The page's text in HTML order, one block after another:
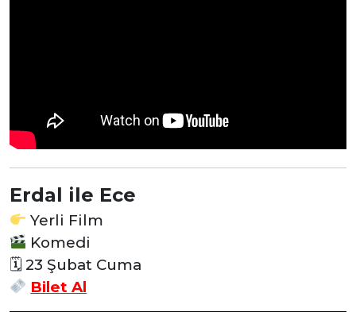
Erdal ile Ece
Yerli Film
Komedi
🗓 23 Şubat Cuma
Bilet Al